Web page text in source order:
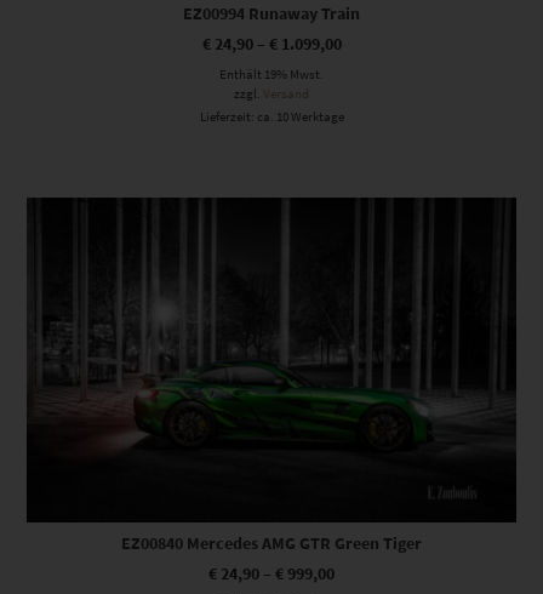
EZ00994 Runaway Train
€24,90– €1.099,00
Enthält 19% Mwst.
zzgl. Versand
Lieferzeit: ca. 10 Werktage
Dieses Produkt weist mehrere Varianten auf. Die Optionen können auf der Produktseite gewählt werden
EZ00840 Mercedes AMG GTR Green Tiger
€ 24,90 – € 999,00